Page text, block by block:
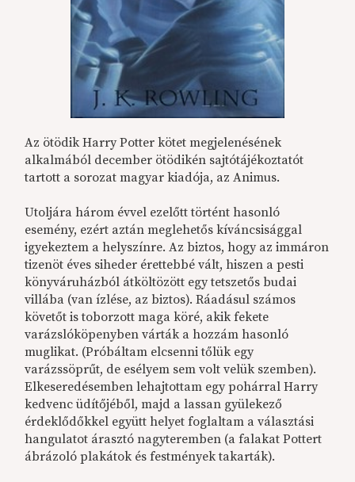
Az ötödik Harry Potter kötet megjelenésének
alkalmából december ötödikén sajtótájékoztatót
tartott a sorozat magyar kiadója, az Animus.
Utoljára három évvel ezelőtt történt hasonló
esemény, ezért aztán meglehetős kíváncsisággal
igyekeztem a helyszínre. Az biztos, hogy az immáron
tizenöt éves siheder érettebbé vált, hiszen a pesti
könyváruházból átköltözött egy tetszetős budai
villába (van ízlése, az biztos). Ráadásul számos
követőt is toborzott maga köré, akik fekete
varázslóköpenyben várták a hozzám hasonló
muglikat. (Próbáltam elcsenni tőlük egy
varázssöprűt, de esélyem sem volt velük szemben).
Elkeseredésemben lehajtottam egy pohárral Harry
kedvenc üdítőjéből, majd a lassan gyülekező
érdeklődőkkel együtt helyet foglaltam a választási
hangulatot árasztó nagyteremben (a falakat Pottert
ábrázoló plakátok és festmények takarták).